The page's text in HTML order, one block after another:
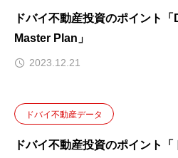
ドバイ不動産投資のポイント
Master Plan」
2023.12.21
ドバイ不動産データ
ドバイ不動産投資のポイント